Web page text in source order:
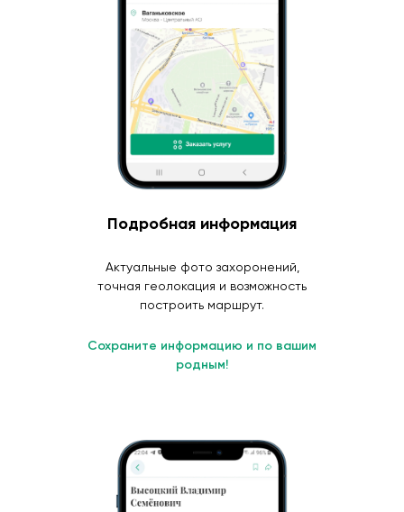
Подробная информация
Актуальные фото захоронений,
точная геолокация и возможность
построить маршрут.
Сохраните информацию и по вашим
родным!